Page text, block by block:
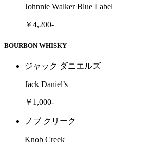
Johnnie Walker Blue Label
￥4,200-
BOURBON WHISKY
ジャック ダニエルズ
Jack Daniel’s
￥1,000-
ノブ クリーク
Knob Creek